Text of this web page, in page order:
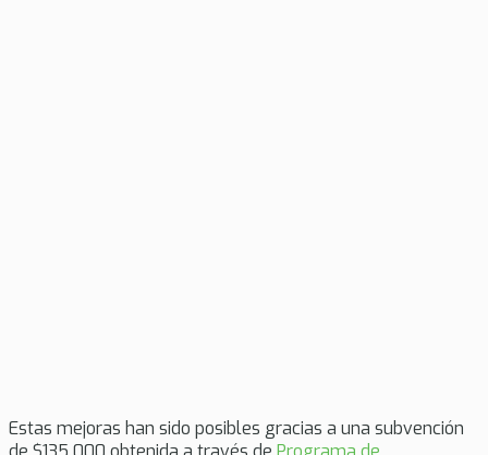
Estas mejoras han sido posibles gracias a una subvención